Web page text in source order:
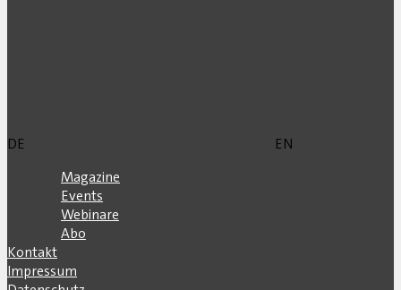
DE
EN
Magazine
Events
Webinare
Abo
Kontakt
Impressum